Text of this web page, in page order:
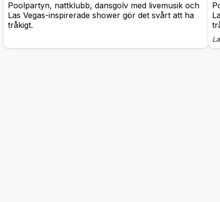
Poolpartyn, nattklubb, dansgolv med livemusik och
Las Vegas-inspirerade shower gör det svårt att ha
tråkigt.